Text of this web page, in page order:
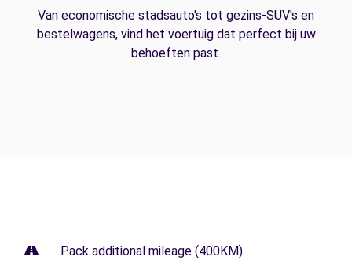
Van economische stadsauto's tot gezins-SUV's en
bestelwagens, vind het voertuig dat perfect bij uw
behoeften past.
Pack additional mileage (400KM)